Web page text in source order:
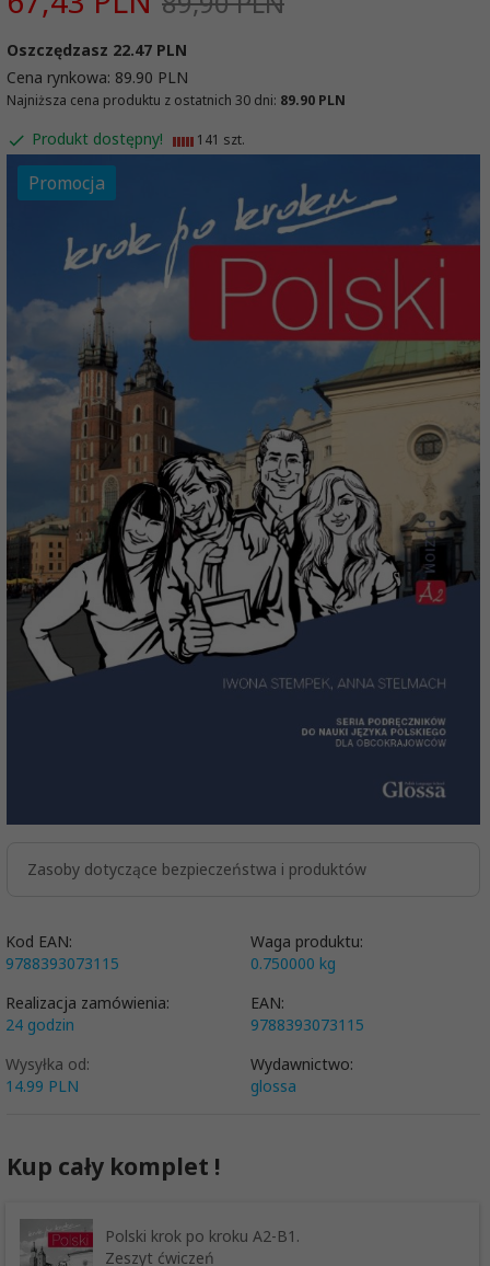
Oszczędzasz 22.47 PLN
Cena rynkowa: 89.90 PLN
Najniższa cena produktu z ostatnich 30 dni: 89.90 PLN
Produkt dostępny! 141 szt.
Promocja
Zasoby dotyczące bezpieczeństwa i produktów
Kod EAN:
9788393073115
Waga produktu:
0.750000 kg
Realizacja zamówienia:
24 godzin
EAN:
9788393073115
Wysyłka od:
14.99 PLN
Wydawnictwo:
glossa
Kup cały komplet !
Polski krok po kroku A2-B1.
Zeszyt ćwiczeń